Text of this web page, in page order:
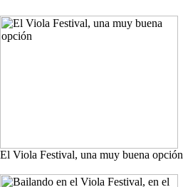
El Viola Festival, una muy buena opción